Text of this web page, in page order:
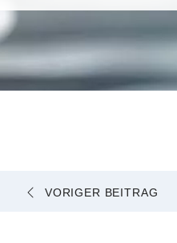
VORIGER BEITRAG